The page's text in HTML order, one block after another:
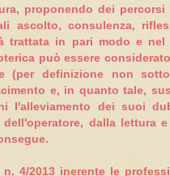
proponendo dei
ascolto, consulenza,
trattata in pari modo e
può essere
(per definizione non
e, in quanto tale,
l'alleviamento dei suoi
dalla lettura
4/2013 inerente le